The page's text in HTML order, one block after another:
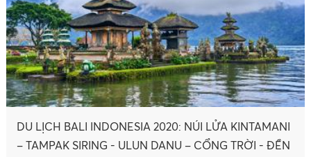
Du Lịch Hàn Quốc 2020(Mới) SEOUL – ARA
WATERWAY – ĐẢO NAMI EVERLAND – HOÀNG